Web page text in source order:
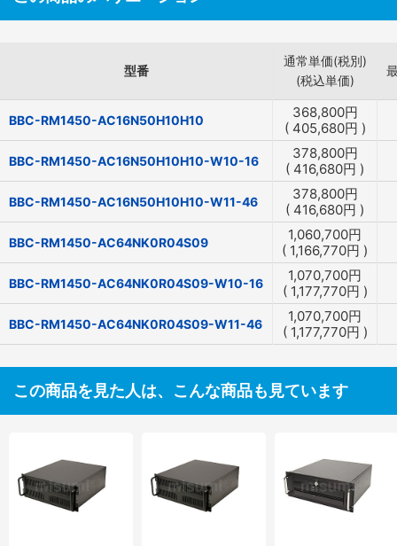
型番
通常単価(税別)
(税込単価)
BBC-RM1450-AC16N50H10H10 368,800円
( 405,680円 )
BBC-RM1450-AC16N50H10H10-W10-16 378,800円
( 416,680円 )
BBC-RM1450-AC16N50H10H10-W11-46 378,800円
( 416,680円 )
BBC-RM1450-AC64NK0R04S09 1,060,700円
( 1,166,770円 )
BBC-RM1450-AC64NK0R04S09-W10-16 1,070,700円
( 1,177,770円 )
BBC-RM1450-AC64NK0R04S09-W11-46 1,070,700円
( 1,177,770円 )
この商品を見た人は、こんな商品も見ています